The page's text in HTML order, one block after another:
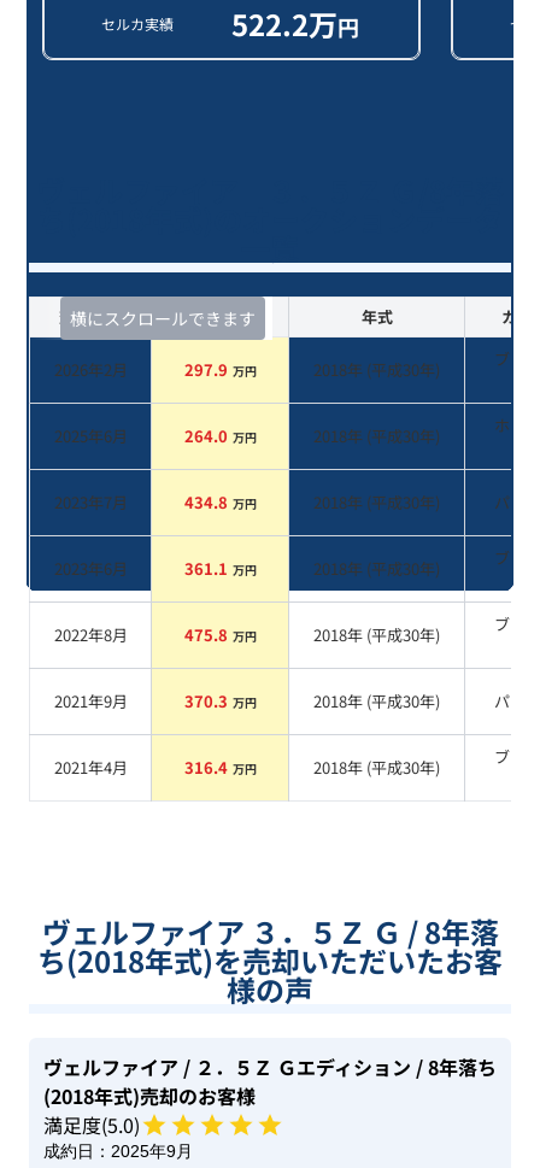
セルカ実績 522.2万円 セ
横にスクロールできます
査定時期 セルカ実績 年式 カラ
2026年2月 297.9 万円 2018年 (平成30年)
ブラ
2025年6月 264.0 万円 2018年 (平成30年)
ホワ
2023年7月 434.8 万円 2018年 (平成30年) パール
2023年6月 361.1 万円 2018年 (平成30年)
ブラ
2022年8月 475.8 万円 2018年 (平成30年)
ブラ
2021年9月 370.3 万円 2018年 (平成30年) パール
2021年4月 316.4 万円 2018年 (平成30年)
ブラ
ヴェルファイア ３．５Ｚ Ｇ / 8年落
ち(2018年式)を売却いただいたお客
様の声
ヴェルファイア / ２．５Ｚ Ｇエディション / 8年落ち
(2018年式)売却のお客様
満足度(5.0)
成約日： 2025年9月